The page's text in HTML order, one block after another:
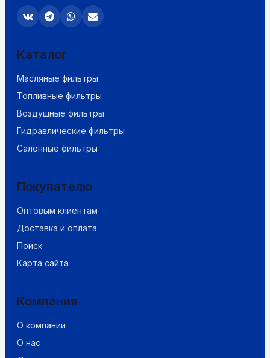
Каталог
Масляные фильтры
Топливные фильтры
Воздушные фильтры
Гидравлические фильтры
Салонные фильтры
Покупателю
Оптовым клиентам
Доставка и оплата
Поиск
Карта сайта
Компания
О компании
О нас